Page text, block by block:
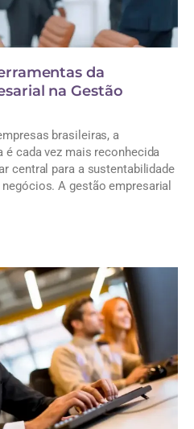
da
na Gestão
brasileiras, a
cada vez mais reconhecida
central para a sustentabilidade
A gestão empresarial